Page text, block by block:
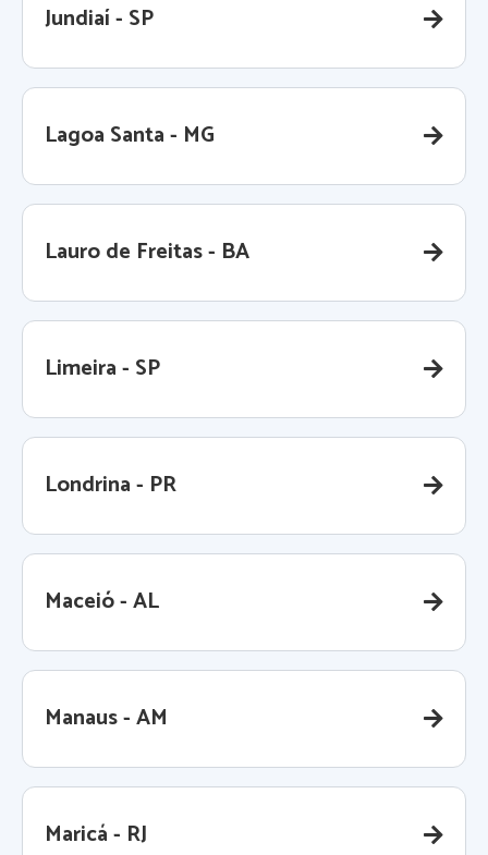
Jundiaí - SP
Lagoa Santa - MG
Lauro de Freitas - BA
Limeira - SP
Londrina - PR
Maceió - AL
Manaus - AM
Maricá - RJ